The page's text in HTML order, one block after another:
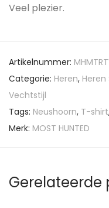
Veel plezier.
Artikelnummer:
Categorie: Heren, Heren
Vechtstijl
Tags: Neushoorn, T-shirt
Merk: MOST HUNTED
Gerelateerde